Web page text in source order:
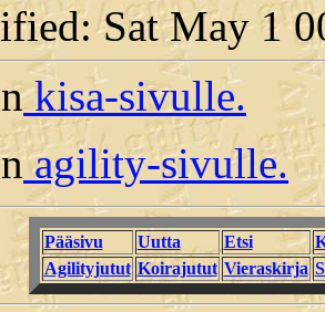
Sat May 1
kisa-sivulle.
agility-sivulle.
Pääsivu Uutta Etsi
Agilityjutut Koirajutut Vieraskirja